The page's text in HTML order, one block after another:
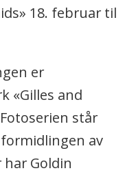
18. februar til
er
«Gilles and
står
av
har Goldin